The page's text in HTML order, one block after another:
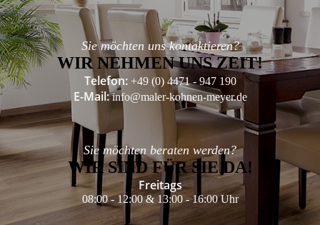
Sie möchten uns kontaktieren?
WIR NEHMEN UNS ZEIT!
Telefon:+49 (0) 4471 - 947 190
E-Mail: info@maler-kohnen-meyer.de
Sie möchten beraten werden?
WIR SIND FÜR SIE DA!
Freitags
08:00 - 12:00 & 13:00 - 16:00 Uhr